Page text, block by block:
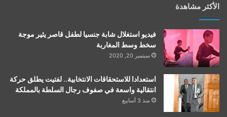
الأكثر مشاهدة
فيديو استغلال شابة جنسيا لطفل قاصر يثير موجة
سخط وسط المغاربة
سبتمبر 20, 2020
استعدادا للاستحقاقات الانتخابية.. لفتيت يطلق حركة
انتقالية واسعة في صفوف رجال السلطة بالمملكة
منذ 3 أسابيع